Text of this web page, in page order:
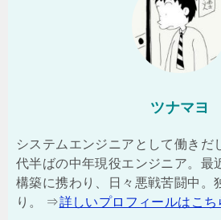
ツナマヨ
システムエンジニアとして働きだ
代半ばの中年現役エンジニア。最
構築に携わり、日々悪戦苦闘中。
り。 ⇒詳しいプロフィールはこち